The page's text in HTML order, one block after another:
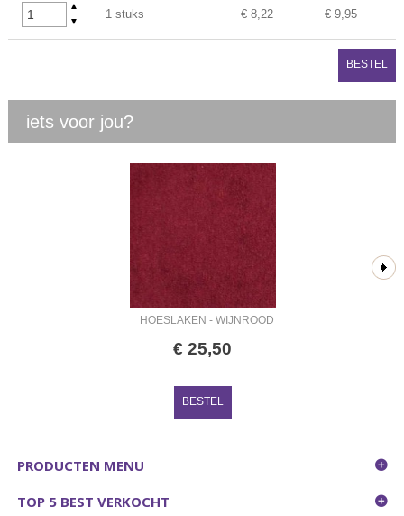
▲
▼
1 stuks € 8,22 € 9,95
BESTEL
iets voor jou?
HOESLAKEN - WIJNROOD
€ 25,50
BESTEL
PRODUCTEN MENU
TOP 5 BEST VERKOCHT